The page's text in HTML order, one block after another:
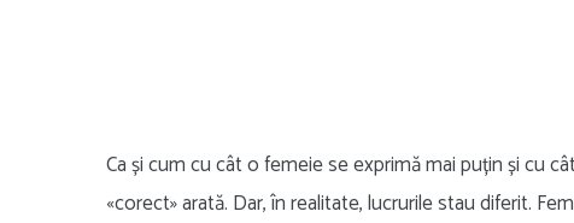
Ca și cum cu cât o femeie se exprimă mai puțin și cu
«corect» arată. Dar, în realitate, lucrurile stau diferit.